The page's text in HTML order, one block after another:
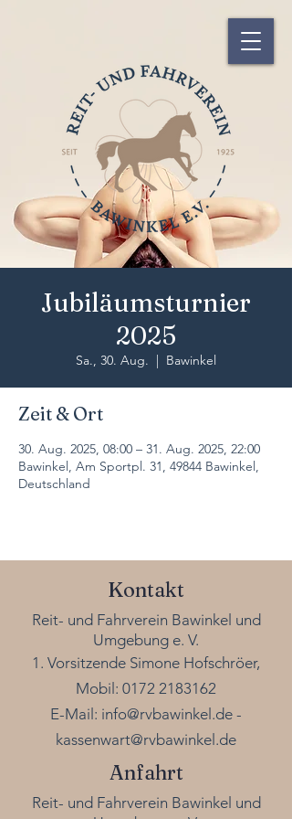
Jubiläumsturnier
2025
Sa., 30. Aug.
  |
Bawinkel
Zeit & Ort
30. Aug. 2025, 08:00 – 31. Aug. 2025, 22:00
Bawinkel, Am Sportpl. 31, 49844 Bawinkel,
Deutschland
Kontakt
Reit- und Fahrverein Bawinkel und
Umgebung e. V.
1. Vorsitzende Simone Hofschröer,
Mobil: 0172 2183162
E-Mail: info@rvbawinkel.de -
kassenwart@rvbawinkel.de
Anfahrt
Reit- und Fahrverein Bawinkel und